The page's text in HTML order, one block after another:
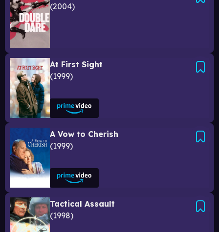
2004
At First Sight
1999
A Vow to Cherish
1999
Tactical Assault
1998